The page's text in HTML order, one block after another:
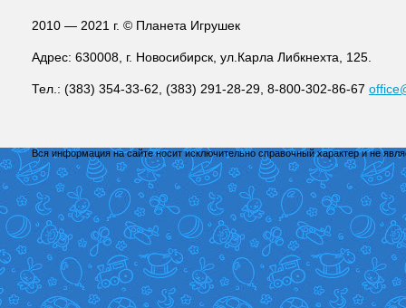
2010 — 2021 г. © Планета Игрушек
Адрес: 630008, г. Новосибирск, ул.Карла Либкнехта, 125.
Тел.: (383) 354-33-62, (383) 291-28-29, 8-800-302-86-67
Вся информация на сайте носит исключительно справочный характер и не